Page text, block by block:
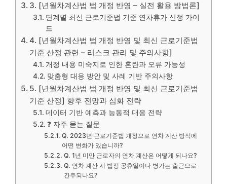
3. [년월차계산법 법 개정 반영 – 실전 활용 방법론]
단계별 최신 근로기준법 기준 연차휴가 산정 가이
드
4. [년월차계산법 법 개정 반영 및 최신 근로기준법
기준 산정 관련 – 리스크 관리 및 주의사항]
개정 내용 미숙지로 인한 혼란과 오류 가능성
맞춤형 대응 방안 및 사례 기반 주의사항
5. [년월차계산법 법 개정 반영 및 최신 근로기준법
기준 산정] 향후 전망과 심화 전략
데이터 기반 예측과 능동적 대응 전략
❓ 자주 묻는 질문
Q. 2023년 근로기준법 개정으로 연차 계산 방식에
어떤 변화가 있습니까?
Q. 1년 미만 근로자의 연차 계산은 어떻게 되나요?
Q. 연차 계산 시 법정 공휴일이나 병가는 출근으로
간주되나요?